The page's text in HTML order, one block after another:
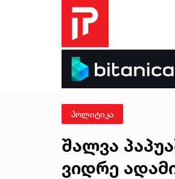
პოლიტიკა
შალვა
ვიდრე